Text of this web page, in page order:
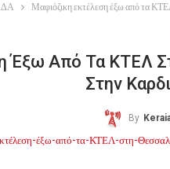
Μαφιόζικη εκτέλεση έξω από τα
Έξω Από Τα ΚΤΕΛ
Στην
By